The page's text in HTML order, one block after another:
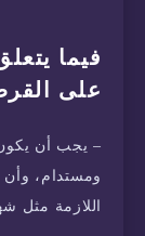
فيما
على
– يجب أن
ومستدام، وأن
اللازمة مثل